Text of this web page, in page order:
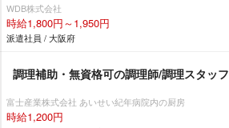
WDB株式会社
時給1,800円～1,950円
派遣社員 / 大阪府
調理補助・無資格可の調理師/調理スタッフ
富士産業株式会社 あいせい紀年病院内の厨房
時給1,200円